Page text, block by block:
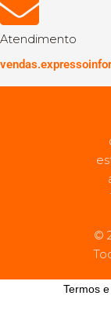
Atendimento
©
Termos